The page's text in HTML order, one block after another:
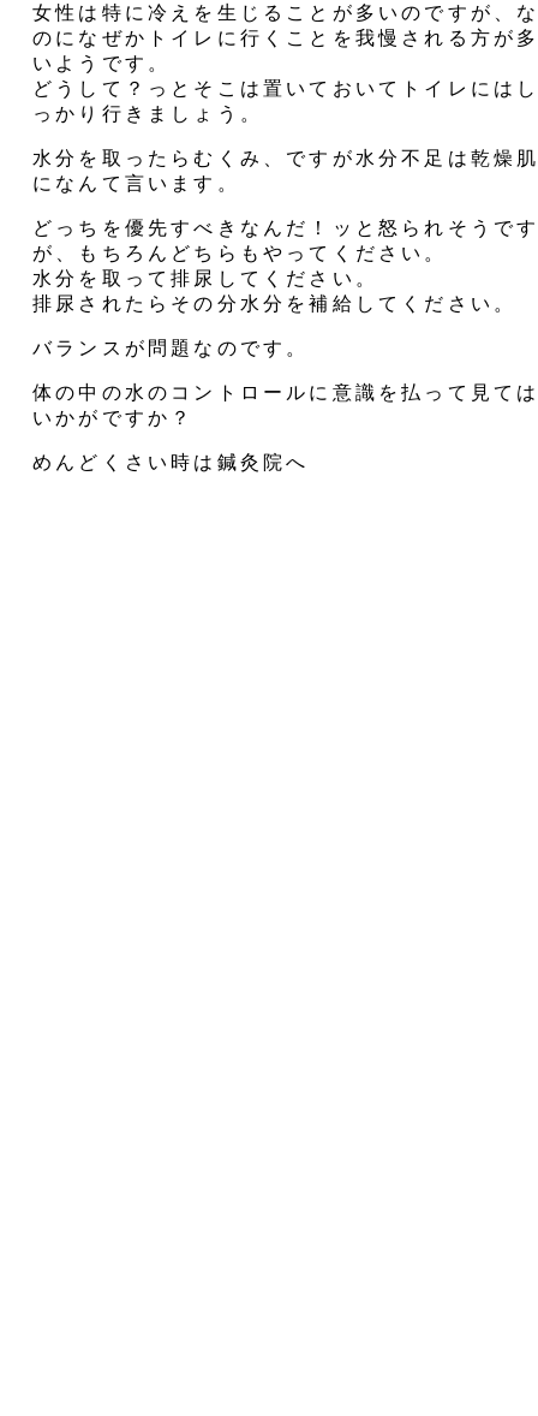
女性は特に冷えを生じることが多いのですが、
のになぜかトイレに行くことを我慢される方が
いようです。
どうして？っとそこは置いておいてトイレには
っかり行きましょう。
水分を取ったらむくみ、ですが水分不足は乾燥
になんて言います。
どっちを優先すべきなんだ！ッと怒られそうで
が、もちろんどちらもやってください。
水分を取って排尿してください。
排尿されたらその分水分を補給してください。
バランスが問題なのです。
体の中の水のコントロールに意識を払って見て
いかがですか？
めんどくさい時は鍼灸院へ